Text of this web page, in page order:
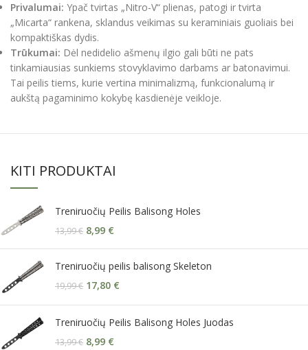
Privalumai: Ypač tvirtas „Nitro-V“ plienas, patogi ir tvirta
„Micarta“ rankena, sklandus veikimas su keraminiais guoliais bei
kompaktiškas dydis.
Trūkumai: Dėl nedidelio ašmenų ilgio gali būti ne pats
tinkamiausias sunkiems stovyklavimo darbams ar batonavimui.
Tai peilis tiems, kurie vertina minimalizmą, funkcionalumą ir
aukštą pagaminimo kokybę kasdienėje veikloje.
KITI PRODUKTAI
Treniruočių Peilis Balisong Holes
13,99€ 8,99 €
Treniruočių peilis balisong Skeleton
19,99€ 17,80 €
Treniruočių Peilis Balisong Holes Juodas
13,99€ 8,99 €